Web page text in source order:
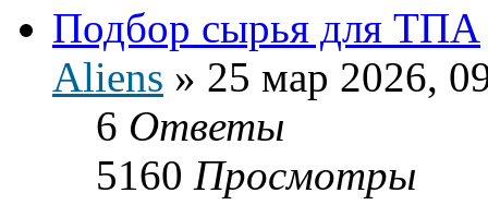
Подбор сырья для ТПА
Aliens » 25 мар 2026,
6 Ответы
5160 Просмотры